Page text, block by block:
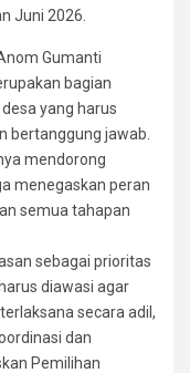
Juni 2026.
Gumanti
bagian
yang harus
bertanggung jawab.
mendorong
menegaskan peran
semua tahapan
sebagai prioritas
diawasi agar
secara adil,
dan
Pemilihan